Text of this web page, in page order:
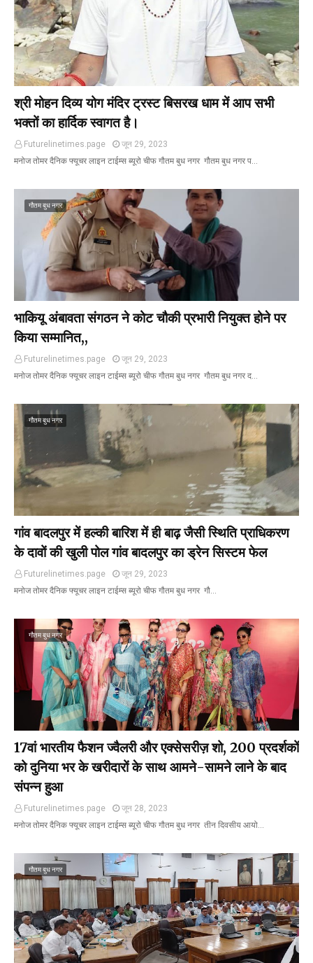
श्री मोहन दिव्य योग मंदिर ट्रस्ट बिसरख धाम में आप सभी
भक्तों का हार्दिक स्वागत है।
Futurelinetimes.page
जून 29, 2023
मनोज तोमर दैनिक फ्यूचर लाइन टाईम्स ब्यूरो चीफ गौतम बुध नगर गौतम बुध नगर प…
गौतम बुध नगर
भाकियू अंबावता संगठन ने कोट चौकी प्रभारी नियुक्त होने पर
किया सम्मानित,,
Futurelinetimes.page
जून 29, 2023
मनोज तोमर दैनिक फ्यूचर लाइन टाईम्स ब्यूरो चीफ गौतम बुध नगर गौतम बुध नगर द…
गौतम बुध नगर
गांव बादलपुर में हल्की बारिश में ही बाढ़ जैसी स्थिति प्राधिकरण
के दावों की खुली पोल गांव बादलपुर का ड्रेन सिस्टम फेल
Futurelinetimes.page
जून 29, 2023
मनोज तोमर दैनिक फ्यूचर लाइन टाईम्स ब्यूरो चीफ गौतम बुध नगर गौ…
गौतम बुध नगर
17वां भारतीय फैशन ज्वैलरी और एक्सेसरीज़ शो, 200 प्रदर्शकों
को दुनिया भर के खरीदारों के साथ आमने-सामने लाने के बाद
संपन्न हुआ
Futurelinetimes.page
जून 28, 2023
मनोज तोमर दैनिक फ्यूचर लाइन टाईम्स ब्यूरो चीफ गौतम बुध नगर तीन दिवसीय आयो…
गौतम बुध नगर